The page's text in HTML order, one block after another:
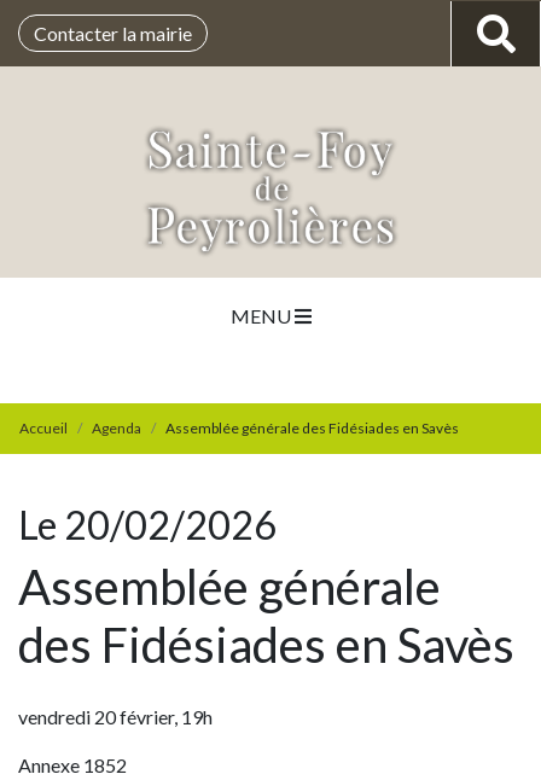
Contacter la mairie
MENU
Accueil Agenda Assemblée générale des Fidésiades en Savès
Le 20/02/2026
Assemblée générale
des Fidésiades en Savès
vendredi 20 février, 19h
Annexe 1852